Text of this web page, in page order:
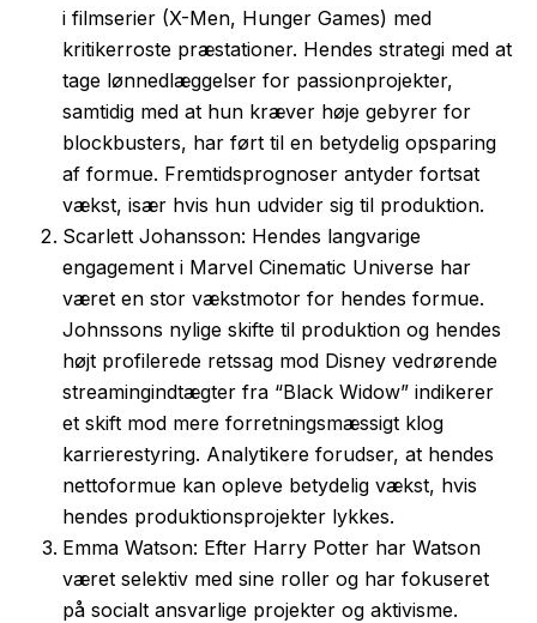
i filmserier (X-Men, Hunger Games) med
kritikerroste præstationer. Hendes strategi med at
tage lønnedlæggelser for passionprojekter,
samtidig med at hun kræver høje gebyrer for
blockbusters, har ført til en betydelig opsparing
af formue. Fremtidsprognoser antyder fortsat
vækst, især hvis hun udvider sig til produktion.
Scarlett Johansson: Hendes langvarige
engagement i Marvel Cinematic Universe har
været en stor vækstmotor for hendes formue.
Johnssons nylige skifte til produktion og hendes
højt profilerede retssag mod Disney vedrørende
streamingindtægter fra “Black Widow” indikerer
et skift mod mere forretningsmæssigt klog
karrierestyring. Analytikere forudser, at hendes
nettoformue kan opleve betydelig vækst, hvis
hendes produktionsprojekter lykkes.
Emma Watson: Efter Harry Potter har Watson
været selektiv med sine roller og har fokuseret
på socialt ansvarlige projekter og aktivisme.